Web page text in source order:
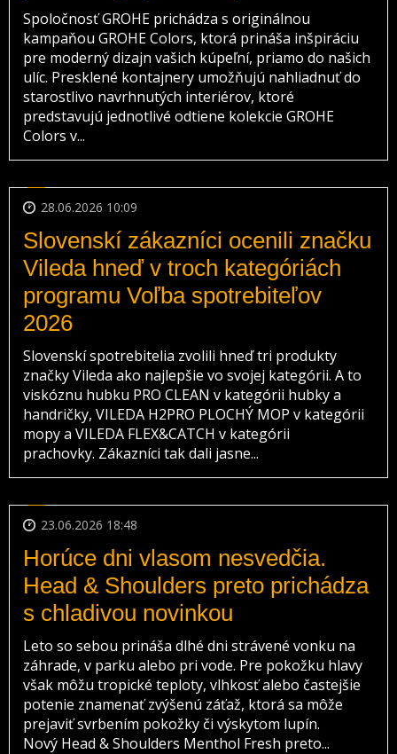
Spoločnosť GROHE prichádza s originálnou
kampaňou GROHE Colors, ktorá prináša inšpiráciu
pre moderný dizajn vašich kúpeľní, priamo do našich
ulíc. Presklené kontajnery umožňujú nahliadnuť do
starostlivo navrhnutých interiérov, ktoré
predstavujú jednotlivé odtiene kolekcie GROHE
Colors v...
28.06.2026 10:09
Slovenskí zákazníci ocenili značku
Vileda hneď v troch kategóriách
programu Voľba spotrebiteľov
2026
Slovenskí spotrebitelia zvolili hneď tri produkty
značky Vileda ako najlepšie vo svojej kategórii. A to
viskóznu hubku PRO CLEAN v kategórii hubky a
handričky, VILEDA H2PRO PLOCHÝ MOP v kategórii
mopy a VILEDA FLEX&CATCH v kategórii
prachovky. Zákazníci tak dali jasne...
23.06.2026 18:48
Horúce dni vlasom nesvedčia.
Head & Shoulders preto prichádza
s chladivou novinkou
Leto so sebou prináša dlhé dni strávené vonku na
záhrade, v parku alebo pri vode. Pre pokožku hlavy
však môžu tropické teploty, vlhkosť alebo častejšie
potenie znamenať zvýšenú záťaž, ktorá sa môže
prejaviť svrbením pokožky či výskytom lupín.
Nový Head & Shoulders Menthol Fresh preto...